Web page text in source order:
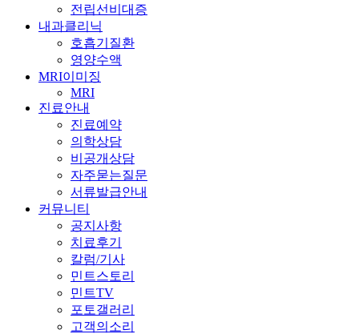
전립선비대증
내과클리닉
호흡기질환
영양수액
MRI이미징
MRI
진료안내
진료예약
의학상담
비공개상담
자주묻는질문
서류발급안내
커뮤니티
공지사항
치료후기
칼럼/기사
민트스토리
민트TV
포토갤러리
고객의소리